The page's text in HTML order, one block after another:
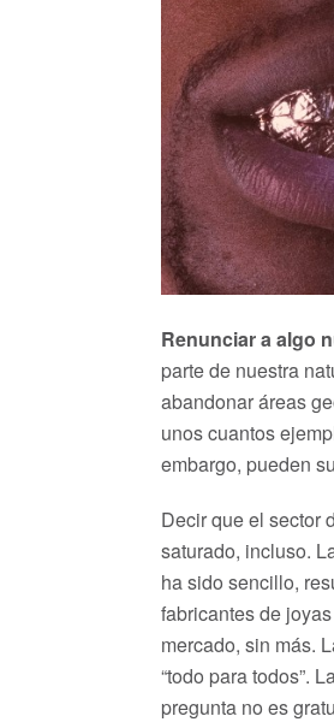
Renunciar a algo
parte de nuestra
abandonar áreas
unos cuantos
embargo, pueden
Decir que el sector
saturado, incluso.
ha sido sencillo,
fabricantes de
mercado, sin más.
“todo para todos”.
pregunta no es